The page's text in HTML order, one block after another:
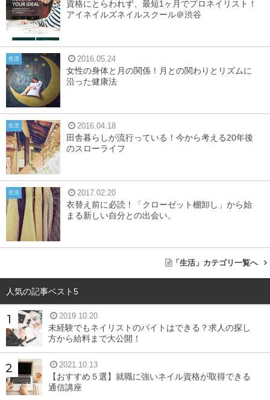
資格にとらわれず、最短1ヶ月でプロネイリスト！
アイネイルズネイルスクール＠渋谷
生活 2016.05.24
女性の身体と月の関係！月との関わりとリズムに
沿った健康法
生活 2016.04.18
田舎暮らしが流行っている！今から考える20年後
のスローライフ
生活 2017.02.20
衣替え前に必読！「クローゼット棚卸し」から始
まる新しい自分との出会い。
「生活」カテゴリ一覧へ
人気の記事ベスト5
2019.10.20
未経験でもネイリストのバイトはできる？求人の探し
方から給料まで大公開！
2021.10.13
【おすすめ５選】就職に強いネイル資格が取得できる
通信講座